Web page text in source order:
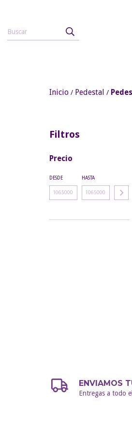
Inicio / Pedestal /
Filtros
Precio
DESDE HASTA
ENVIAMOS
Entregas a todo